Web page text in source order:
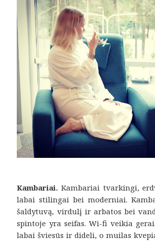
Kambariai.Kambariai tvarkingi,
labai stilingai bei moderniai.
šaldytuvą, virdulį ir arbatos bei
spintoje yra seifas. Wi-fi veikia
labai šviesūs ir dideli, o muilas